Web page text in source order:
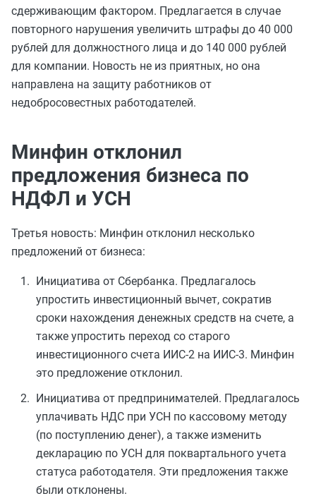
сдерживающим фактором. Предлагается в случае
повторного нарушения увеличить штрафы до 40 000
рублей для должностного лица и до 140 000 рублей
для компании. Новость не из приятных, но она
направлена на защиту работников от
недобросовестных работодателей.
Минфин отклонил
предложения бизнеса по
НДФЛ и УСН
Третья новость: Минфин отклонил несколько
предложений от бизнеса:
Инициатива от Сбербанка. Предлагалось
упростить инвестиционный вычет, сократив
сроки нахождения денежных средств на счете, а
также упростить переход со старого
инвестиционного счета ИИС-2 на ИИС-3. Минфин
это предложение отклонил.
Инициатива от предпринимателей. Предлагалось
уплачивать НДС при УСН по кассовому методу
(по поступлению денег), а также изменить
декларацию по УСН для поквартального учета
статуса работодателя. Эти предложения также
были отклонены.